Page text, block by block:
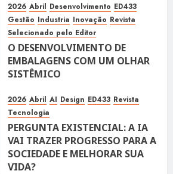
2026 Abril Desenvolvimento ED433
Gestão Industria Inovação Revista
Selecionado pelo Editor
O DESENVOLVIMENTO DE
EMBALAGENS COM UM OLHAR
SISTÊMICO
2026 Abril AI Design ED433 Revista
Tecnologia
PERGUNTA EXISTENCIAL: A IA
VAI TRAZER PROGRESSO PARA A
SOCIEDADE E MELHORAR SUA
VIDA?